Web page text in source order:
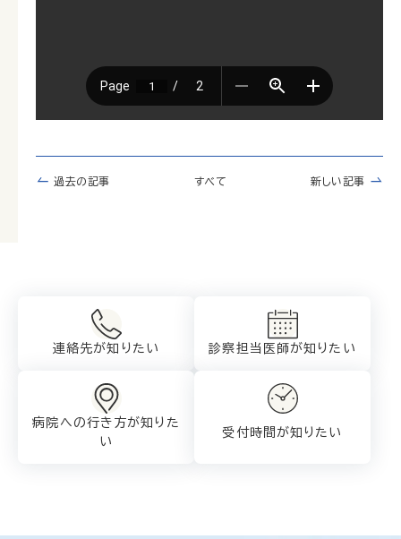
過去の記事 すべて 新しい記事
連絡先が知りたい 診察担当医師が知りたい
病院への行き方が知りた
い
受付時間が知りたい